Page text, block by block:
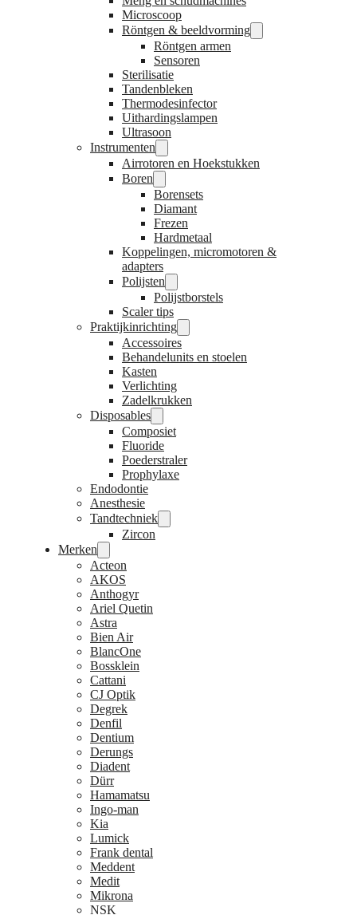
Microscoop
Röntgen & beeldvorming
Röntgen armen
Sensoren
Sterilisatie
Tandenbleken
Thermodesinfector
Uithardingslampen
Ultrasoon
Instrumenten
Airrotoren en Hoekstukken
Boren
Borensets
Diamant
Frezen
Hardmetaal
Koppelingen, micromotoren &
adapters
Polijsten
Polijstborstels
Scaler tips
Praktijkinrichting
Accessoires
Behandelunits en stoelen
Kasten
Verlichting
Zadelkrukken
Disposables
Composiet
Fluoride
Poederstraler
Prophylaxe
Endodontie
Anesthesie
Tandtechniek
Zircon
Merken
Acteon
AKOS
Anthogyr
Ariel Quetin
Astra
Bien Air
BlancOne
Bossklein
Cattani
CJ Optik
Degrek
Denfil
Dentium
Derungs
Diadent
Dürr
Hamamatsu
Ingo-man
Kia
Lumick
Frank dental
Meddent
Medit
Mikrona
NSK